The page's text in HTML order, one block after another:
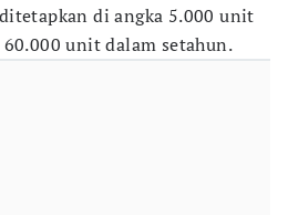
di angka 5.000 unit
unit dalam setahun.